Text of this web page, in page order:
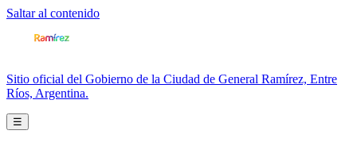
Saltar al contenido
Sitio oficial del Gobierno de la Ciudad de General Ramírez, Entre
Ríos, Argentina.
☰